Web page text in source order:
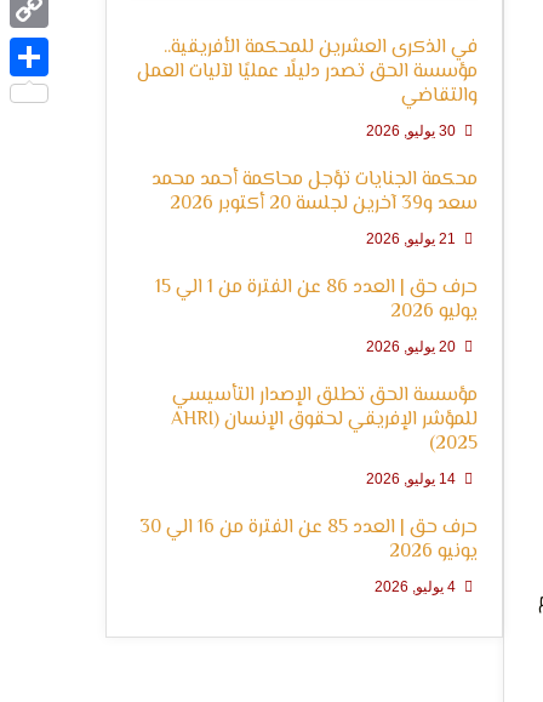
في الذكرى العشرين للمحكمة الأفريقية..
مؤسسة الحق تصدر دليلًا عمليًا لآليات العمل
والتقاضي
30 يوليو, 2026
محكمة الجنايات تؤجل محاكمة أحمد محمد
سعد و39 آخرين لجلسة 20 أكتوبر 2026
حرف حق | العدد 86 عن الفترة من 1 الي 15
يوليو 2026
20 يوليو, 2026
مؤسسة الحق تطلق الإصدار التأسيسي
للمؤشر الإفريقي لحقوق الإنسان (AHRI
2025)
14 يوليو, 2026
حرف حق | العدد 85 عن الفترة من 16 الي 30
يونيو 2026
4 يوليو, 2026
Copy
Link